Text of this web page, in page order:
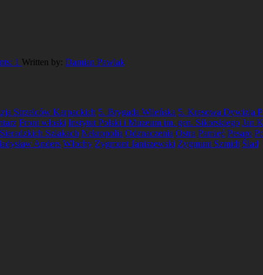
1 Written by: Damian Pawlak
Strzelców Karpackich 5. Brygada Wileńska 5. Kresowa Dywizja
Front włoski Instytut Polski i Muzeum im. gen. Sikorskiego Jan
Szlakach Nekropolia Odznaczenia Ostra Pamięć Pesaro
Anders Włochy Zygmunt Janiszewski Zygmunt Szmidt Ślad